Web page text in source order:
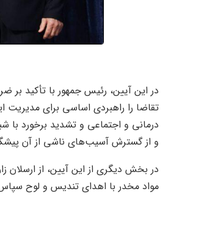
در این آیین، رئیس جمهور با تأکید بر
تقاضا را راهبردی اساسی برای مدیریت
درمانی و اجتماعی و تشدید برخورد با
و از گسترش آسیب‌های ناشی از آن
در بخش دیگری از این آیین، از ارسلان
مواد مخدر با اهدای تندیس و لوح